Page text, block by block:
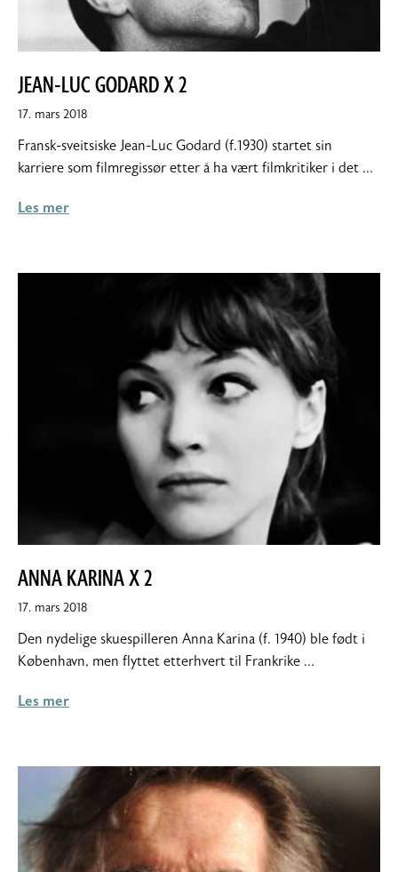
JEAN-LUC GODARD X 2
17. mars 201817.
2018
Fransk-sveitsiske Jean-Luc Godard (f.1930) startet sin
karriere som filmregissør etter å ha vært filmkritiker i det …
Les mer
ANNA KARINA X 2
17. mars 201817.
2018
Den nydelige skuespilleren Anna Karina (f. 1940) ble født i
København, men flyttet etterhvert til Frankrike …
Les mer